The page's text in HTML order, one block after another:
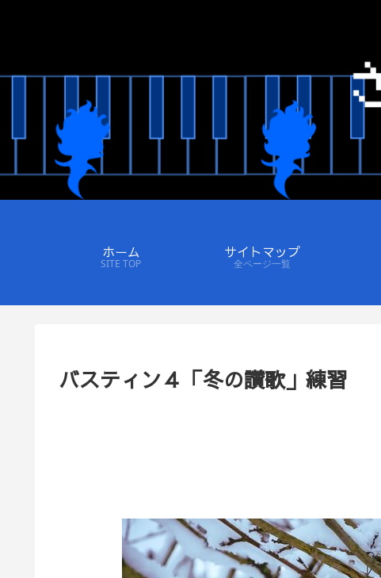
ホーム
SITE TOP
サイトマップ
全ページ一覧
バスティン４「冬の讃歌」練習